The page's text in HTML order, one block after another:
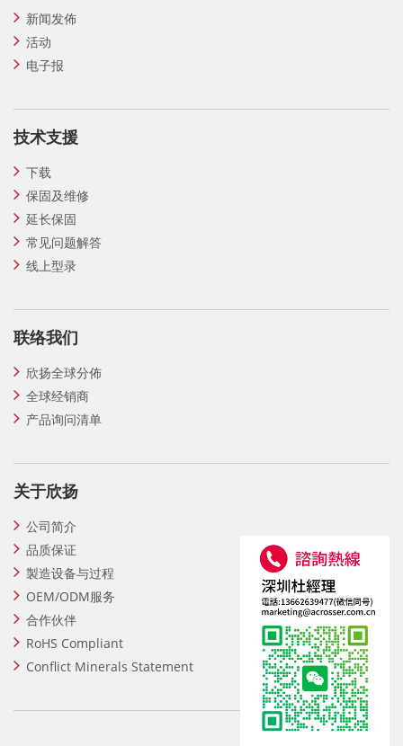
新闻发佈
活动
电子报
技术支援
下载
保固及维修
延长保固
常见问题解答
线上型录
联络我们
欣扬全球分佈
全球经销商
产品询问清单
关于欣扬
公司简介
品质保证
製造设备与过程
OEM/ODM服务
合作伙伴
RoHS Compliant
Conflict Minerals Statement